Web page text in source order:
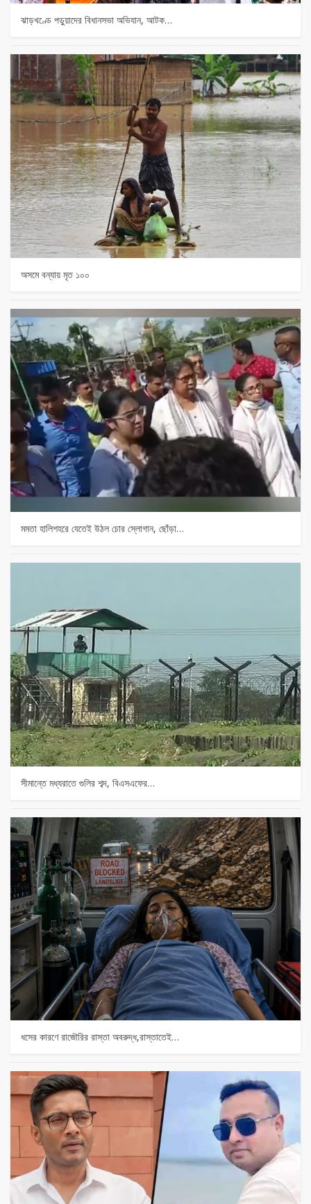
ঝাড়খণ্ডে পড়ুয়াদের বিধানসভা অভিযান, আটক…
অসমে বন্যায় মৃত ১০০
মমতা হালিশহরে যেতেই উঠল চোর স্লোগান, ছোঁড়া…
সীমান্তে মধ্যরাতে গুলির শব্দ, বিএসএফের…
ধসের কারণে রাজৌরির রাস্তা অবরুদ্ধ,রাস্তাতেই…